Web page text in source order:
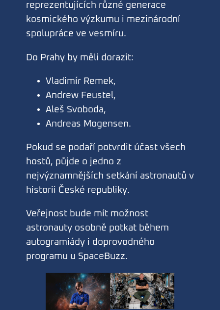
reprezentujících různé generace
kosmického výzkumu i mezinárodní
spolupráce ve vesmíru.
Do Prahy by měli dorazit:
Vladimír Remek,
Andrew Feustel,
Aleš Svoboda,
Andreas Mogensen.
Pokud se podaří potvrdit účast všech
hostů, půjde o jedno z
nejvýznamnějších setkání astronautů v
historii České republiky.
Veřejnost bude mít možnost
astronauty osobně potkat během
autogramiády i doprovodného
programu u SpaceBuzz.